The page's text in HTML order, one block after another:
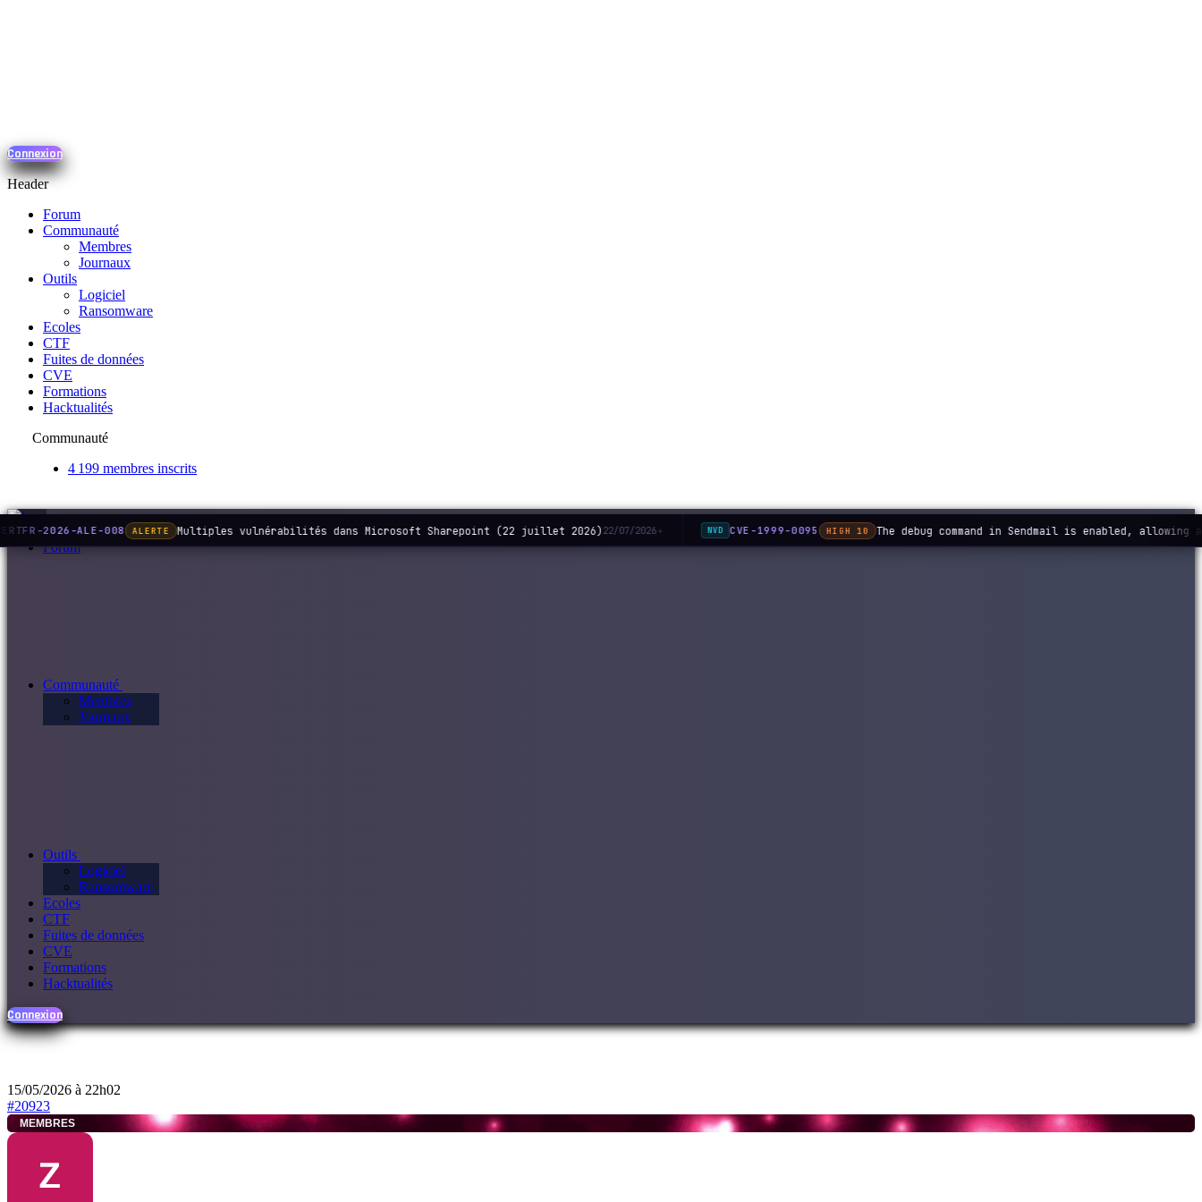
Connexion
Header
Forum
Communauté
Membres
Journaux
Outils
Logiciel
Ransomware
Ecoles
CTF
Fuites de données
CVE
Formations
Hacktualités
Communauté
4 199 membres inscrits
Forum
Communauté
Membres
Journaux
Outils
Logiciel
Ransomware
Ecoles
CTF
Fuites de données
CVE
Formations
Hacktualités
Connexion
15/05/2026 à 22h02
#20923
MEMBRES
2026-ALE-008 ALERTE Multiples vulnérabilités dans Microsoft Sharepoint (22 juillet 2026)22/07/2026 ◆ NVD CVE-1999-0095 HIGH 10 The debug command in Sendmail is enabled, allowing